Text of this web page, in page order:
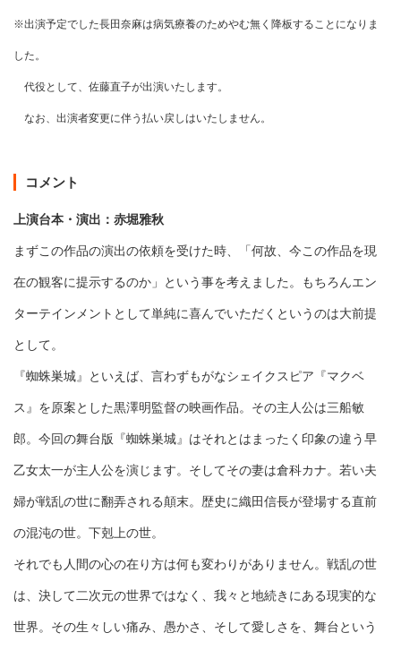
※出演予定でした長田奈麻は病気療養のためやむ無く降板することになりま
した。
代役として、佐藤直子が出演いたします。
なお、出演者変更に伴う払い戻しはいたしません。
コメント
上演台本・演出：赤堀雅秋
まずこの作品の演出の依頼を受けた時、「何故、今この作品を現
在の観客に提示するのか」という事を考えました。もちろんエン
ターテインメントとして単純に喜んでいただくというのは大前提
として。
『蜘蛛巣城』といえば、言わずもがなシェイクスピア『マクベ
ス』を原案とした黒澤明監督の映画作品。その主人公は三船敏
郎。今回の舞台版『蜘蛛巣城』はそれとはまったく印象の違う早
乙女太一が主人公を演じます。そしてその妻は倉科カナ。若い夫
婦が戦乱の世に翻弄される顛末。歴史に織田信長が登場する直前
の混沌の世。下剋上の世。
それでも人間の心の在り方は何も変わりがありません。戦乱の世
は、決して二次元の世界ではなく、我々と地続きにある現実的な
世界。その生々しい痛み、愚かさ、そして愛しさを、舞台という